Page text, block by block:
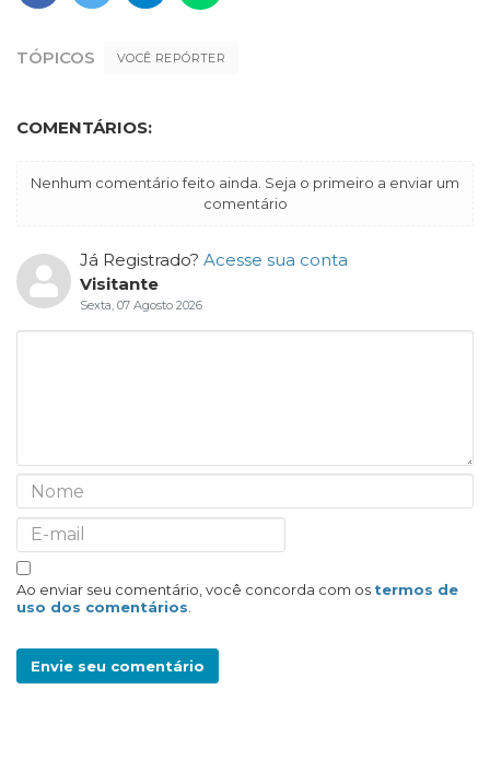
TÓPICOS VOCÊ REPÓRTER
COMENTÁRIOS:
Nenhum comentário feito ainda. Seja o primeiro a enviar um
comentário
Já Registrado? Acesse sua conta
Visitante
Sexta, 07 Agosto 2026
Ao enviar seu comentário, você concorda com os termos de
uso dos comentários.
Envie seu comentário